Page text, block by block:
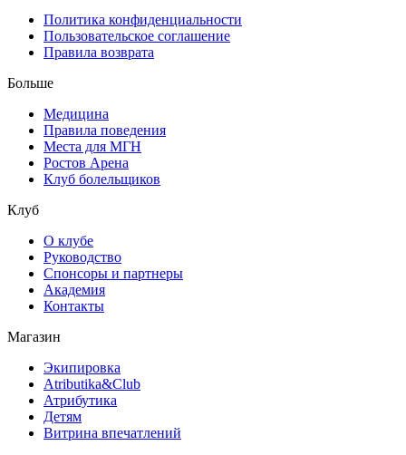
Политика конфиденциальности
Пользовательское соглашение
Правила возврата
Больше
Медицина
Правила поведения
Места для МГН
Ростов Арена
Клуб болельщиков
Клуб
О клубе
Руководство
Спонсоры и партнеры
Академия
Контакты
Магазин
Экипировка
Atributika&Club
Атрибутика
Детям
Витрина впечатлений